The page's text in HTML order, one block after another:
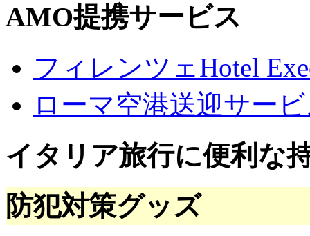
の
ア
イ
AMO提携サービス
フィレンツェHotel
ローマ空港送迎サー
イタリア旅行に便利な
防犯対策グッズ